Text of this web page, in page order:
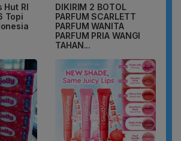
Hut RI
Topi
DIKIRIM 2 BOTOL
PARFUM SCARLETT
PARFUM WANITA
PARFUM PRIA WANGI
TAHAN...